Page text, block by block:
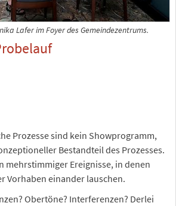
Lafer im Foyer des Gemeindezentrums.
Prozesse sind kein Showprogramm,
Bestandteil des Prozesses.
mehrstimmiger Ereignisse, in denen
Vorhaben einander lauschen.
Obertöne? Interferenzen? Derlei